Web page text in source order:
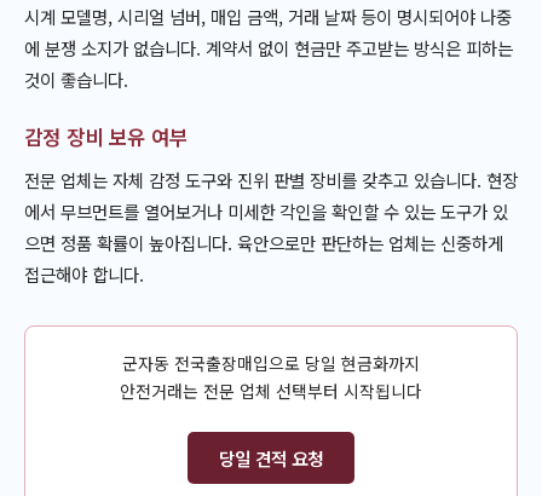
시계 모델명, 시리얼 넘버, 매입 금액, 거래 날짜 등이 명시되어야 나중
에 분쟁 소지가 없습니다. 계약서 없이 현금만 주고받는 방식은 피하는
것이 좋습니다.
감정 장비 보유 여부
전문 업체는 자체 감정 도구와 진위 판별 장비를 갖추고 있습니다. 현장
에서 무브먼트를 열어보거나 미세한 각인을 확인할 수 있는 도구가 있
으면 정품 확률이 높아집니다. 육안으로만 판단하는 업체는 신중하게
접근해야 합니다.
군자동 전국출장매입으로 당일 현금화까지
안전거래는 전문 업체 선택부터 시작됩니다
당일 견적 요청